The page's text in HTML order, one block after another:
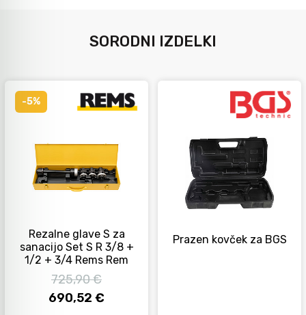
SORODNI IZDELKI
-5%
Rezalne glave S za
sanacijo Set S R 3/8 +
1/2 + 3/4 Rems Rem
725,90 €
690,52 €
Prazen kovček za BGS
Tesarsko orodje
Neiskreče orodje